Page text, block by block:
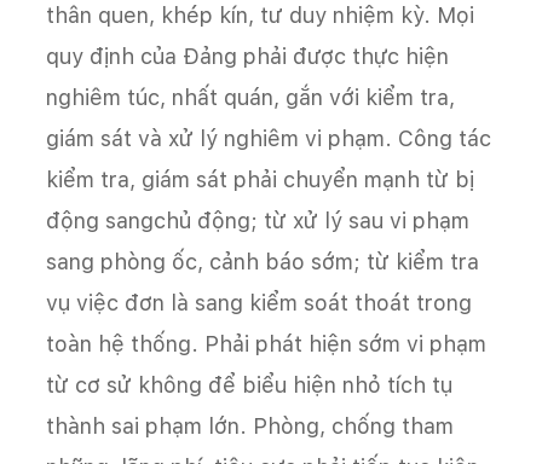
thân quen, khép kín, tư duy nhiệm kỳ. Mọi
quy định của Đảng phải được thực hiện
nghiêm túc, nhất quán, gắn với kiểm tra,
giám sát và xử lý nghiêm vi phạm. Công tác
kiểm tra, giám sát phải chuyển mạnh từ bị
động sangchủ động; từ xử lý sau vi phạm
sang phòng ốc, cảnh báo sớm; từ kiểm tra
vụ việc đơn là sang kiểm soát thoát trong
toàn hệ thống. Phải phát hiện sớm vi phạm
từ cơ sử không để biểu hiện nhỏ tích tụ
thành sai phạm lớn. Phòng, chống tham